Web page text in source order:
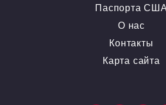
Паспорта
О нас
Контакты
Карта сайта